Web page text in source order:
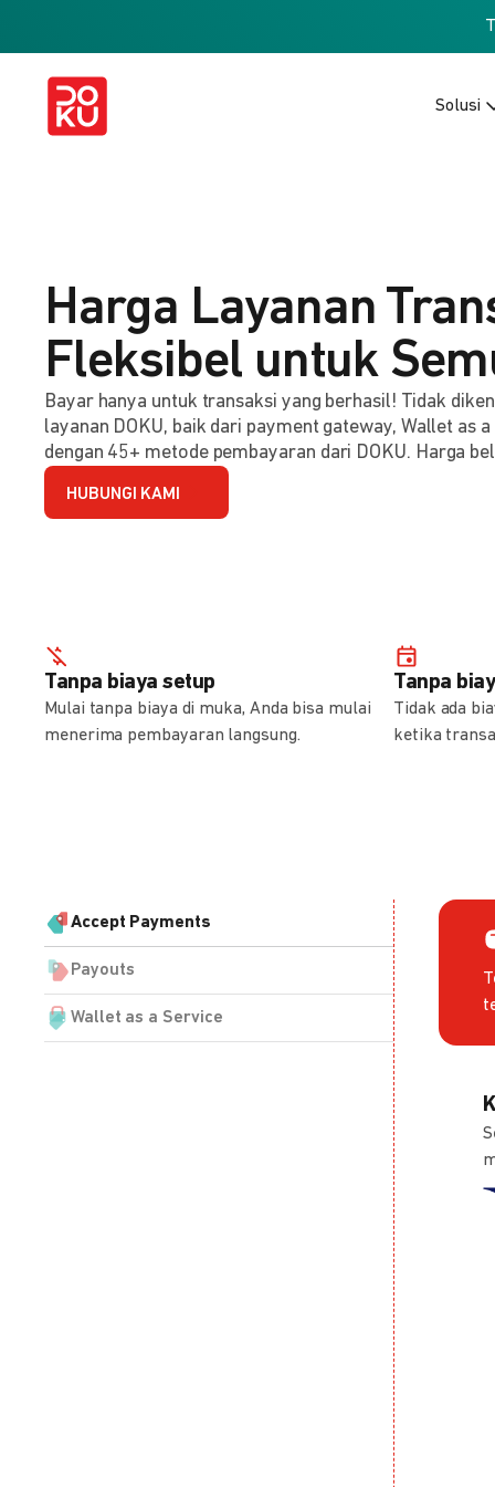
Solusi
Harga Layanan
Fleksibel untuk
Bayar hanya untuk transaksi yang berhasil! Tidak
layanan DOKU, baik dari payment gateway, Wallet as
dengan 45+ metode pembayaran dari DOKU. Harga
HUBUNGI KAMI
Tanpa biaya setup
Mulai tanpa biaya di muka, Anda bisa mulai
menerima pembayaran langsung.
Tanpa
Tidak ada
ketika
Accept Payments
Payouts
Wallet as a Service